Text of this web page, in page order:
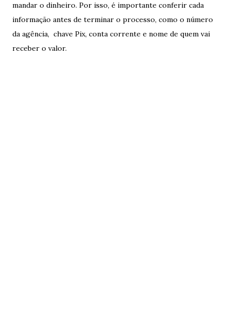
mandar o dinheiro. Por isso, é importante conferir cada
informação antes de terminar o processo, como o número
da agência, chave Pix, conta corrente e nome de quem vai
receber o valor.